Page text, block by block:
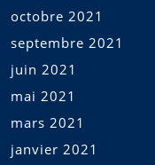
octobre 2021
septembre 2021
juin 2021
mai 2021
mars 2021
janvier 2021